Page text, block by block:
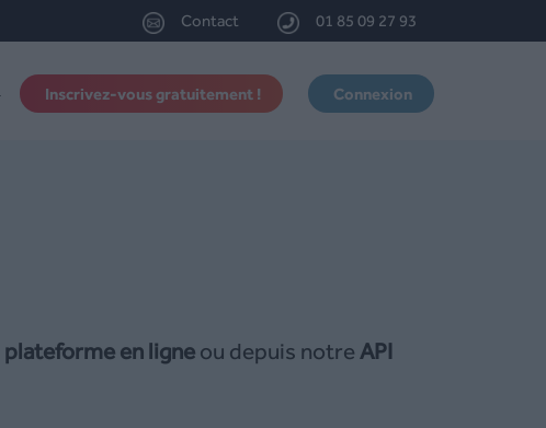
Contact 01 85 09 27 93
Inscrivez-vous gratuitement ! Connexion
plateforme en ligne ou depuis notre API